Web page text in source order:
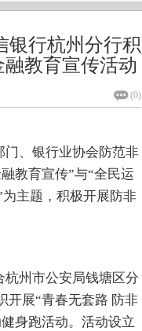
银行杭州分行积
教育宣传活动
(0)
、银行业协会防范非
教育宣传”与“全民运
主题，积极开展防非
州市公安局钱塘区分
开展“青春无套路 防非
身跑活动。活动设立